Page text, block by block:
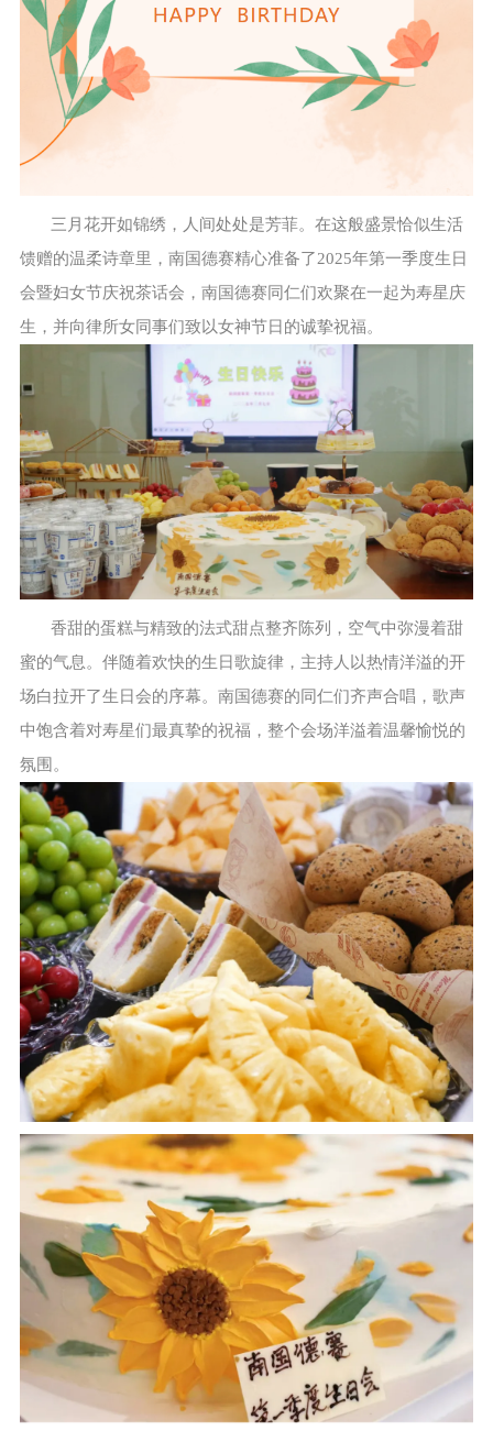
三月花开如锦绣，人间处处是芳菲。在这般盛景恰似生活
馈赠的温柔诗章里，南国德赛精心准备了2025年第一季度生日
会暨妇女节庆祝茶话会，南国德赛同仁们欢聚在一起为寿星庆
生，并向律所女同事们致以女神节日的诚挚祝福。
香甜的蛋糕与精致的法式甜点整齐陈列，空气中弥漫着甜
蜜的气息。伴随着欢快的生日歌旋律，主持人以热情洋溢的开
场白拉开了生日会的序幕。南国德赛的同仁们齐声合唱，歌声
中饱含着对寿星们最真挚的祝福，整个会场洋溢着温馨愉悦的
氛围。